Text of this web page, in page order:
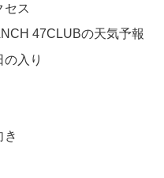
セス
47CLUBの天気予報
の入り
き